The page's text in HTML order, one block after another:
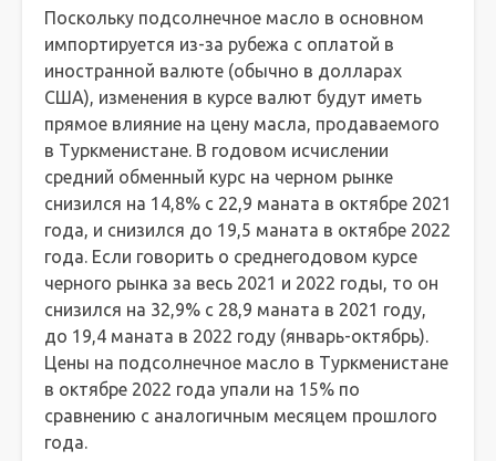
Поскольку подсолнечное масло в основном
импортируется из-за рубежа с оплатой в
иностранной валюте (обычно в долларах
США), изменения в курсе валют будут иметь
прямое влияние на цену масла, продаваемого
в Туркменистане. В годовом исчислении
средний обменный курс на черном рынке
снизился на 14,8% с 22,9 маната в октябре 2021
года, и снизился до 19,5 маната в октябре 2022
года. Если говорить о среднегодовом курсе
черного рынка за весь 2021 и 2022 годы, то он
снизился на 32,9% с 28,9 маната в 2021 году,
до 19,4 маната в 2022 году (январь-октябрь).
Цены на подсолнечное масло в Туркменистане
в октябре 2022 года упали на 15% по
сравнению с аналогичным месяцем прошлого
года.